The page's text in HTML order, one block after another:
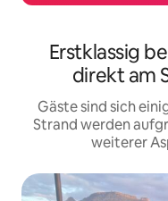
Erstklassig
direkt am
Gäste sind sich
Strand werden
weiterer